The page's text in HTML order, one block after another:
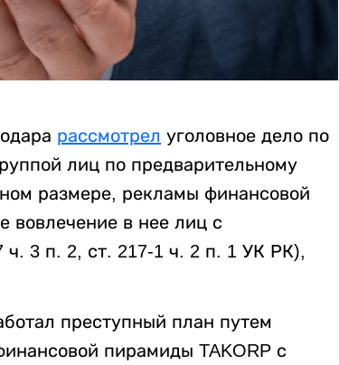
рассмотрел уголовное дело по
лиц по предварительному
размере, рекламы финансовой
вовлечение в нее лиц с
3 п. 2, ст. 217-1 ч. 2 п. 1 УК РК),
преступный план путем
пирамиды TAKORP с